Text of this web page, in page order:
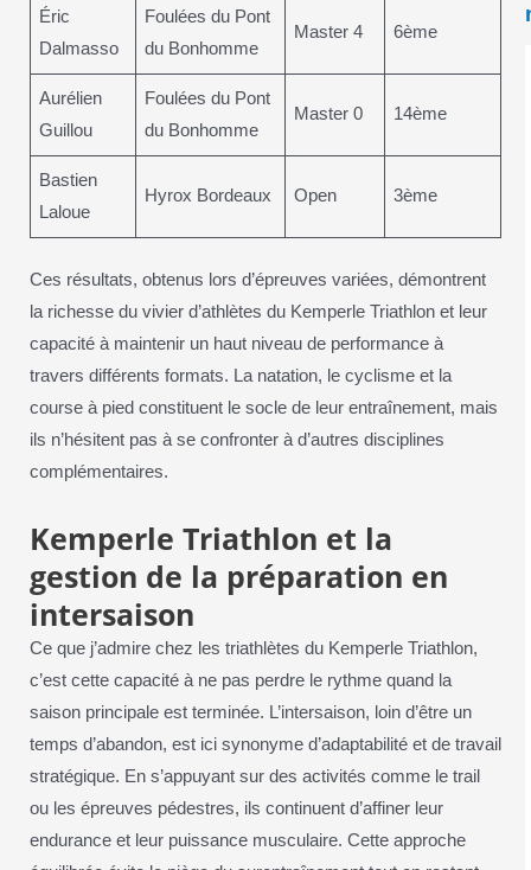
Éric
Dalmasso
Foulées du Pont
du Bonhomme
Master 4 6ème
Aurélien
Guillou
Foulées du Pont
du Bonhomme
Master 0 14ème
Bastien
Laloue
Hyrox Bordeaux Open 3ème
Ces résultats, obtenus lors d’épreuves variées, démontrent
la richesse du vivier d’athlètes du Kemperle Triathlon et leur
capacité à maintenir un haut niveau de performance à
travers différents formats. La natation, le cyclisme et la
course à pied constituent le socle de leur entraînement, mais
ils n’hésitent pas à se confronter à d’autres disciplines
complémentaires.
Kemperle Triathlon et la
gestion de la préparation en
intersaison
Ce que j’admire chez les triathlètes du Kemperle Triathlon,
c’est cette capacité à ne pas perdre le rythme quand la
saison principale est terminée. L’intersaison, loin d’être un
temps d’abandon, est ici synonyme d’adaptabilité et de travail
stratégique. En s’appuyant sur des activités comme le trail
ou les épreuves pédestres, ils continuent d’affiner leur
endurance et leur puissance musculaire. Cette approche